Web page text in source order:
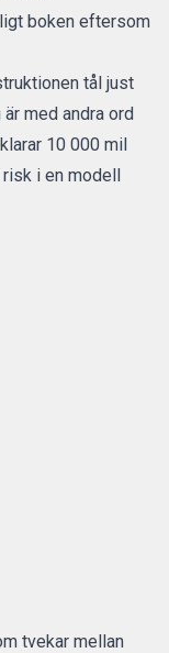
boken eftersom
tål just
med andra ord
10 000 mil
risk i en modell
tvekar mellan